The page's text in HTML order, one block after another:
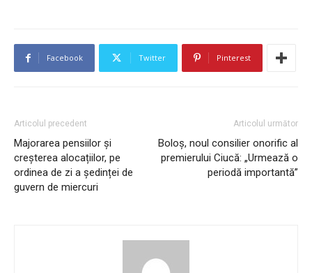
Facebook Twitter Pinterest
Articolul precedent
Majorarea pensiilor și
creșterea alocațiilor, pe
ordinea de zi a ședinței de
guvern de miercuri
Articolul următor
Boloș, noul consilier onorific al
premierului Ciucă: „Urmează o
periodă importantă”